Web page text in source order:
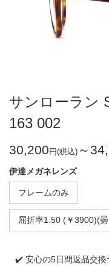
サンローラン
163 002
30,200 円(税込) ～
伊達メガネレンズ
フレームのみ
屈折率1.50 (￥3900)(
✔️ 安心の5日間返品交換